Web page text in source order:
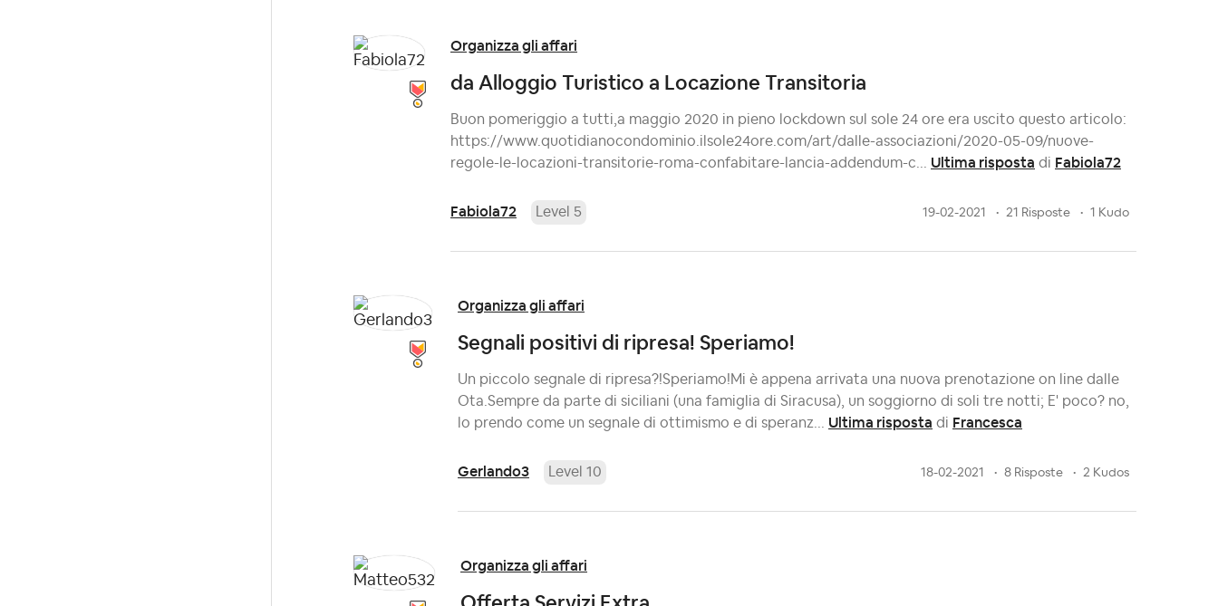
Organizza gli affari
da Alloggio Turistico a Locazione Transitoria
Buon pomeriggio a tutti,a maggio 2020 in pieno lockdown sul sole 24 ore era uscito questo articolo:
https://www.quotidianocondominio.ilsole24ore.com/art/dalle-associazioni/2020-05-09/nuove-
regole-le-locazioni-transitorie-roma-confabitare-lancia-addendum-c... Ultima risposta di Fabiola72
Fabiola72 Level 5 19-02-2021 21 Risposte 1 Kudo
Organizza gli affari
Segnali positivi di ripresa! Speriamo!
Un piccolo segnale di ripresa?!Speriamo!Mi è appena arrivata una nuova prenotazione on line dalle
Ota.Sempre da parte di siciliani (una famiglia di Siracusa), un soggiorno di soli tre notti; E' poco? no,
lo prendo come un segnale di ottimismo e di speranz... Ultima risposta di Francesca
Gerlando3 Level 10 18-02-2021 8 Risposte 2 Kudos
Organizza gli affari